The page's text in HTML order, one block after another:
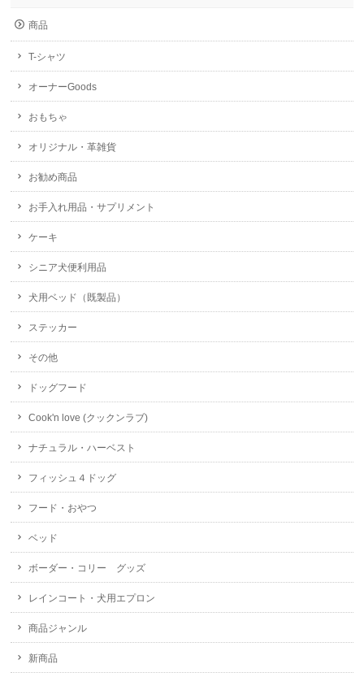
商品
T-シャツ
オーナーGoods
おもちゃ
オリジナル・革雑貨
お勧め商品
お手入れ用品・サプリメント
ケーキ
シニア犬便利用品
犬用ベッド（既製品）
ステッカー
その他
ドッグフード
Cook'n love (クックンラブ)
ナチュラル・ハーベスト
フィッシュ４ドッグ
フード・おやつ
ベッド
ボーダー・コリー グッズ
レインコート・犬用エプロン
商品ジャンル
新商品